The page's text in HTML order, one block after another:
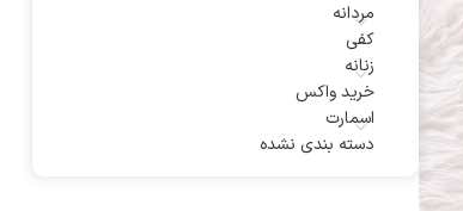
مردانه
کفی
زنانه
خرید واکس
اسمارت
دسته بندی نشده